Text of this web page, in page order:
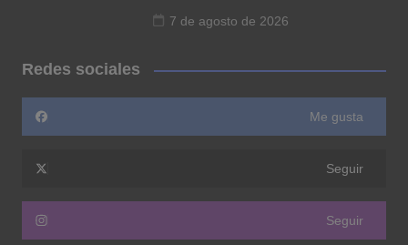
7 de agosto de 2026
Redes sociales
Me gusta
Seguir
Seguir